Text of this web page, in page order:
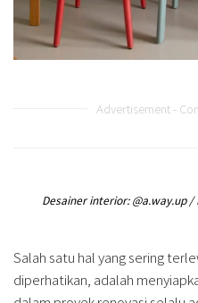
Advertisement -
Desainer interior: @a.way.up
Salah satu hal yang sering
diperhatikan, adalah